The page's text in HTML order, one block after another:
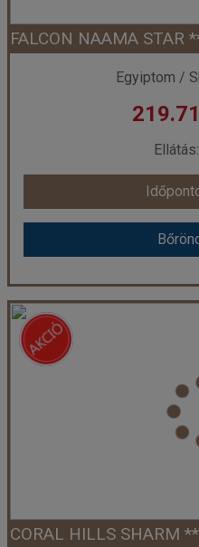
Időpont:
már
Egyiptom /
FALCON NAAMA STAR
Utazás
Ellátás:
standard
Időpont: